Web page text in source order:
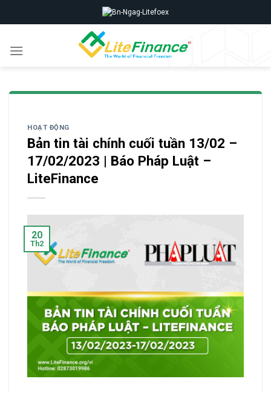
to
HOẠT ĐỘNG
Bản tin tài chính cuối tuần 13/02 –
17/02/2023 | Báo Pháp Luật –
LiteFinance
20
Th2